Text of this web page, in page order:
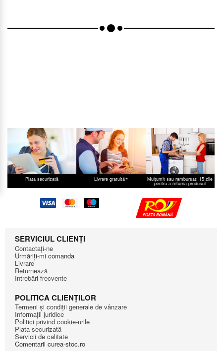
Plata securizată Livrare gratuită* Mulțumit sau rambursat: 15 zile
pentru a returna produsul
SERVICIUL CLIENȚI
Contactați-ne
Urmăriți-mi comanda
Livrare
Returnează
Întrebări frecvente
POLITICA CLIENȚILOR
Termeni și condiții generale de vânzare
Informații juridice
Politici privind cookie-urile
Plata securizată
Servicii de calitate
Comentarii curea-stoc.ro